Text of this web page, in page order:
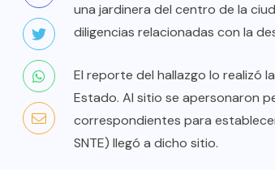
una jardinera del centro de la
diligencias relacionadas con la
El reporte del hallazgo lo realizó
Estado. Al sitio se apersonaron
correspondientes para
SNTE) llegó a dicho sitio.